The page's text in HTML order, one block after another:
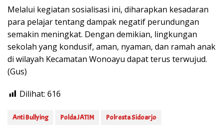
Melalui kegiatan sosialisasi ini, diharapkan kesadaran
para pelajar tentang dampak negatif perundungan
semakin meningkat. Dengan demikian, lingkungan
sekolah yang kondusif, aman, nyaman, dan ramah anak
di wilayah Kecamatan Wonoayu dapat terus terwujud.
(Gus)
Dilihat: 616
Anti Bullying Polda JATIM Polresta Sidoarjo